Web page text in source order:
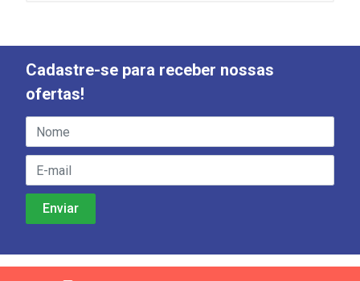
Cadastre-se para receber nossas
ofertas!